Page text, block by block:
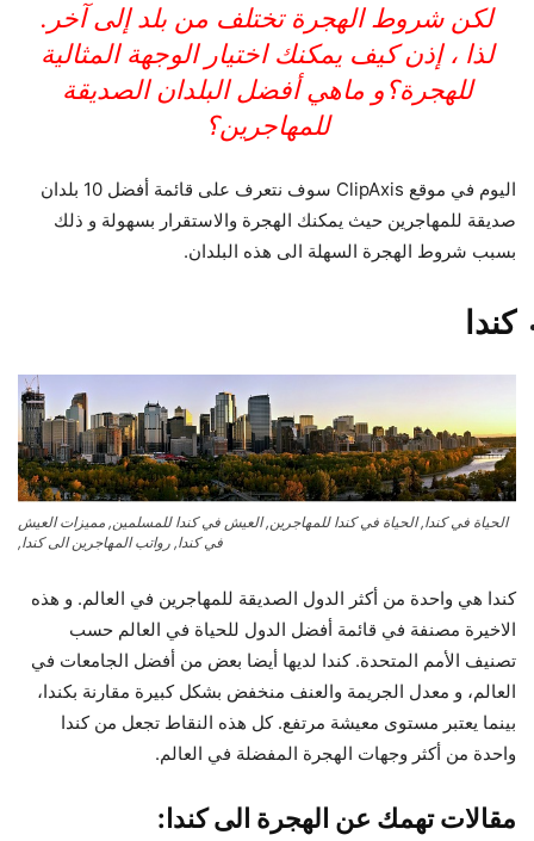
لكن شروط الهجرة تختلف من بلد إلى آخر.
لذا ، إذن كيف يمكنك اختيار الوجهة المثالية
للهجرة؟و ماهي أفضل البلدان الصديقة
للمهاجرين؟
اليوم في موقع ClipAxis سوف نتعرف على قائمة أفضل 10 بلدان
صديقة للمهاجرين حيث يمكنك الهجرة والاستقرار بسهولة و ذلك
بسبب شروط الهجرة السهلة الى هذه البلدان.
كندا
الحياة في كندا, الحياة في كندا للمهاجرين, العيش في كندا للمسلمين, مميزات العيش
في كندا, رواتب المهاجرين الى كندا,
كندا هي واحدة من أكثر الدول الصديقة للمهاجرين في العالم. و هذه
الاخيرة مصنفة في قائمة أفضل الدول للحياة في العالم حسب
تصنيف الأمم المتحدة. كندا لديها أيضا بعض من أفضل الجامعات في
العالم، و معدل الجريمة والعنف منخفض بشكل كبيرة مقارنة بكندا،
بينما يعتبر مستوى معيشة مرتفع. كل هذه النقاط تجعل من كندا
واحدة من أكثر وجهات الهجرة المفضلة في العالم.
مقالات تهمك عن الهجرة الى كندا: